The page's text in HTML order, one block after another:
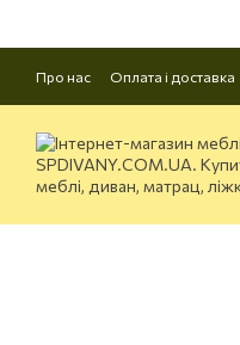
Про нас Оплата і доставка